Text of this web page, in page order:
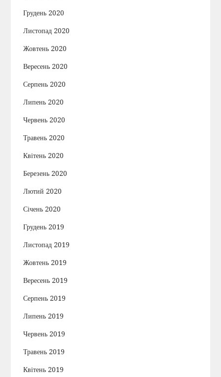
Грудень 2020
Листопад 2020
Жовтень 2020
Вересень 2020
Серпень 2020
Липень 2020
Червень 2020
Травень 2020
Квітень 2020
Березень 2020
Лютий 2020
Січень 2020
Грудень 2019
Листопад 2019
Жовтень 2019
Вересень 2019
Серпень 2019
Липень 2019
Червень 2019
Травень 2019
Квітень 2019